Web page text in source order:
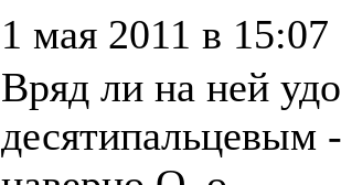
1 мая 2011 в 15:07
Вряд ли на ней
десятипальцевым